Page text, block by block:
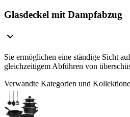
Glasdeckel mit Dampfabzug
Sie ermöglichen eine ständige Sicht
gleichzeitigem Abführen von
Verwandte Kategorien und